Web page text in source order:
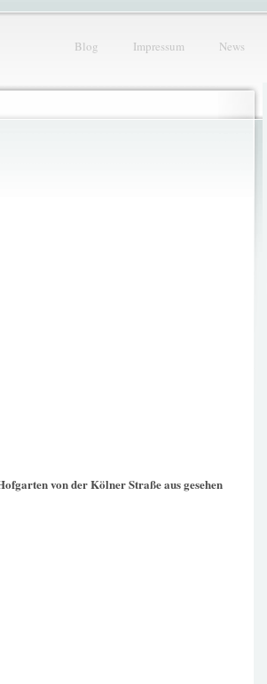
Blog Impressum News
von der Kölner Straße aus gesehen